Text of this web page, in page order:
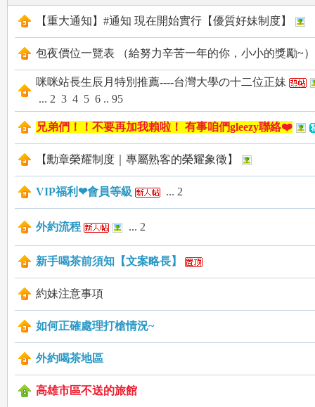
【重大通知】#通知 現在開始實行【優質好妹制度】
包夜價位一覽表 （給努力辛苦一年的你，小小的獎勵~）
咪咪站長生辰月特別推薦----台灣大學の十二位正妹
... 2 3 4 5 6 .. 95
兄弟們！！不要再加我賴啦！ 有事咱們gleezy聯絡❤️
【勳章榮耀制度｜專屬熟客的榮耀象徵】
VIP福利❤會員等級 ... 2
外約流程 ... 2
新手喝茶前須知【文案略長】
約妹注意事項
如何正確處理打槍情況~
外約喝茶地區
高雄市區不送的旅館